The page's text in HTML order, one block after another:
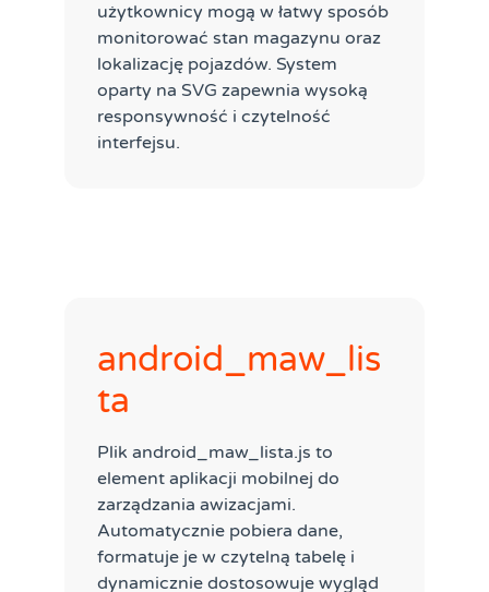
użytkownicy mogą w łatwy sposób
monitorować stan magazynu oraz
lokalizację pojazdów. System
oparty na SVG zapewnia wysoką
responsywność i czytelność
interfejsu.
android_maw_lis
ta
Plik android_maw_lista.js to
element aplikacji mobilnej do
zarządzania awizacjami.
Automatycznie pobiera dane,
formatuje je w czytelną tabelę i
dynamicznie dostosowuje wygląd